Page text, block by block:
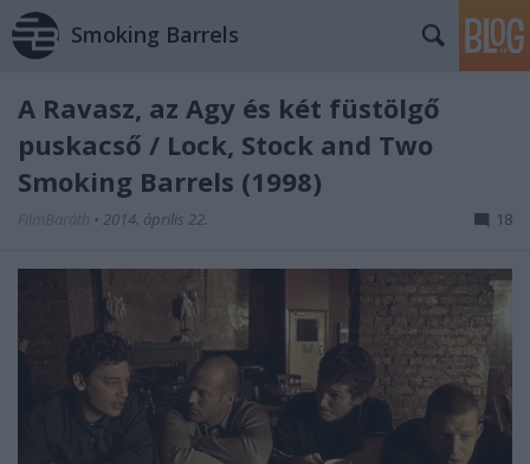
Smoking Barrels
A Ravasz, az Agy és két füstölgő
puskacső / Lock, Stock and Two
Smoking Barrels (1998)
• 2014. április 22. 18